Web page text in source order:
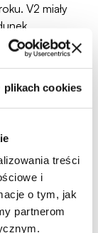
plikach cookies
treści
i
o tym, jak
partnerom
V2 miały
w pionierski
paliwo ciekłe.
spadała na
wpływ
35-letnią